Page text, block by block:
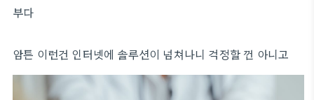
부다
암튼 이런건 인터넷에 솔루션이 넘쳐나니 걱정할 껀 아니고